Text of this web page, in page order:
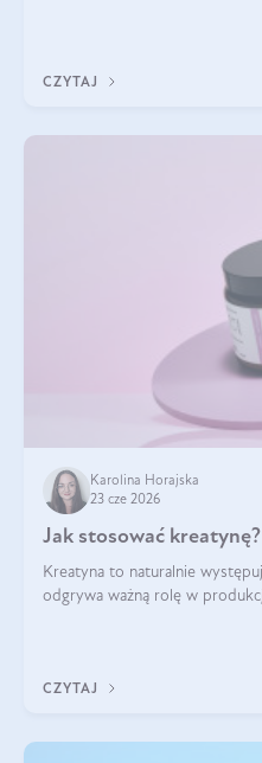
CZYTAJ
Karolina Horajska
23 cze 2026
Jak stosować
Kreatyna to naturalnie
odgrywa ważną rolę w
CZYTAJ